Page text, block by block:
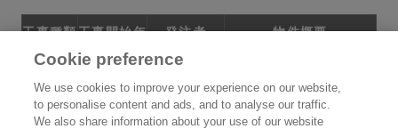
工事種類工事開始年 発注者 物件概要
NATM 2016 国交省
NATM 2018 国交省 福島県 道路トンネル
Cookie preference
We use cookies to improve your experience on our website,
to personalise content and ads, and to analyse our traffic.
We also share information about your use of our website